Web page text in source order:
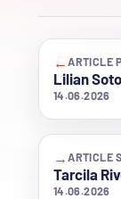
←ARTICLE
Lilian
14.06.2026
→ARTICLE
Tarcila
14.06.2026